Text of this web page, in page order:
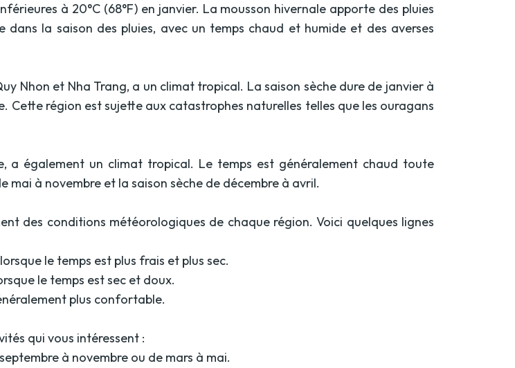
à 20°C (68°F) en janvier. La mousson hivernale apporte des pluies
la saison des pluies, avec un temps chaud et humide et des averses
Nhon et Nha Trang, a un climat tropical. La saison sèche dure de janvier à
Cette région est sujette aux catastrophes naturelles telles que les ouragans
a également un climat tropical. Le temps est généralement chaud toute
mai à novembre et la saison sèche de décembre à avril.
des conditions météorologiques de chaque région. Voici quelques lignes
le temps est plus frais et plus sec.
le temps est sec et doux.
plus confortable.
qui vous intéressent :
à novembre ou de mars à mai.